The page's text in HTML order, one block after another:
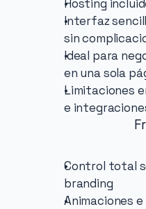
Hosting
Interfaz
sin
Ideal para
en una sola
Limitaciones
e
Control total
branding
Animaciones